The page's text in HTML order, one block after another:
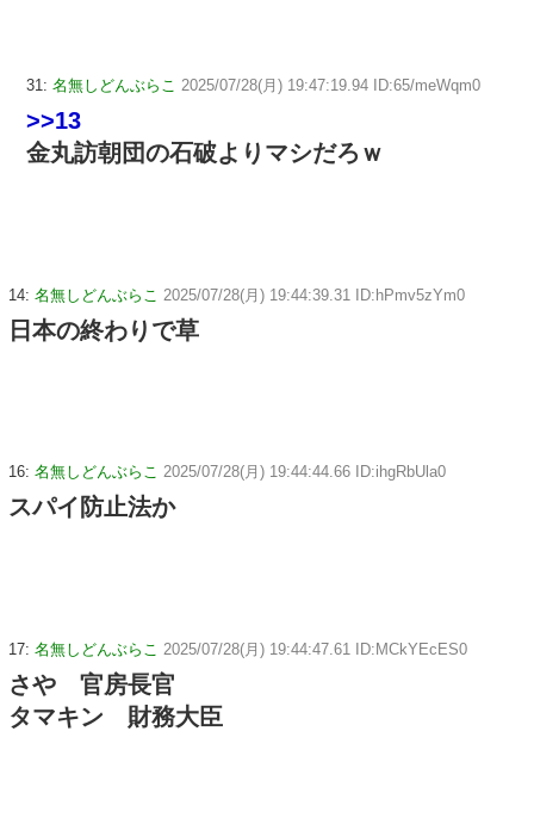
31: 名無しどんぶらこ 2025/07/28(月) 19:47:19.94 ID:65/meWqm0
>>13
金丸訪朝団の石破よりマシだろｗ
14: 名無しどんぶらこ 2025/07/28(月) 19:44:39.31 ID:hPmv5zYm0
日本の終わりで草
16: 名無しどんぶらこ 2025/07/28(月) 19:44:44.66 ID:ihgRbUla0
スパイ防止法か
17: 名無しどんぶらこ 2025/07/28(月) 19:44:47.61 ID:MCkYEcES0
さや 官房長官
タマキン 財務大臣